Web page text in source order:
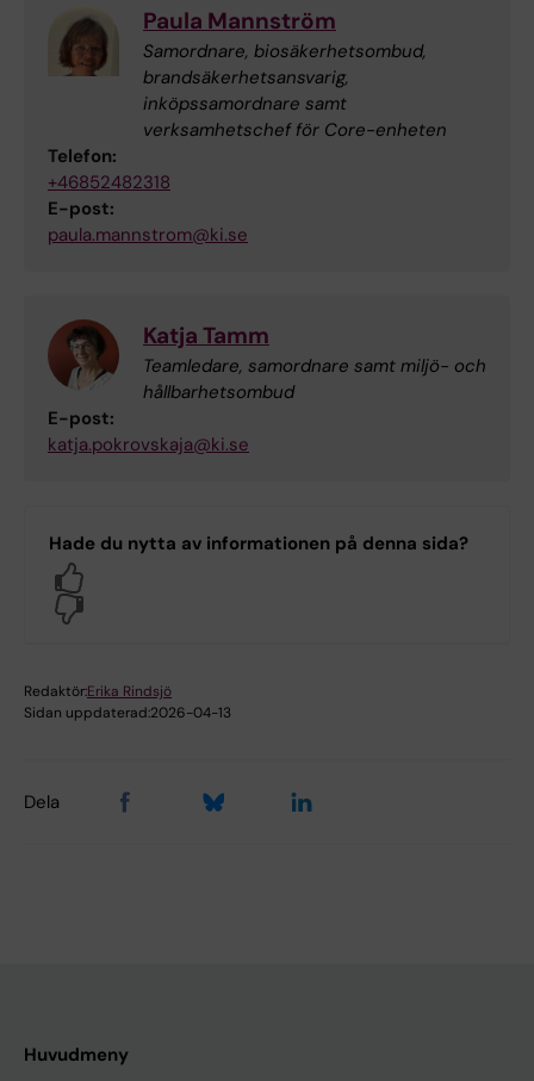
Paula Mannström
Samordnare, biosäkerhetsombud,
brandsäkerhetsansvarig,
inköpssamordnare samt
verksamhetschef för Core-enheten
Telefon:
+46852482318
E-post:
paula.mannstrom@ki.se
Katja Tamm
Teamledare, samordnare samt miljö- och
hållbarhetsombud
E-post:
katja.pokrovskaja@ki.se
Hade du nytta av informationen på denna sida?
Redaktör:Erika Rindsjö
Sidan uppdaterad:2026-04-13
Dela
Huvudmeny